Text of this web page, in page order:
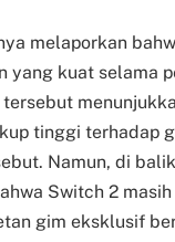
melaporkan
yang kuat selama
tinggi terhadap
Namun, di
Switch 2
gim eksklusif